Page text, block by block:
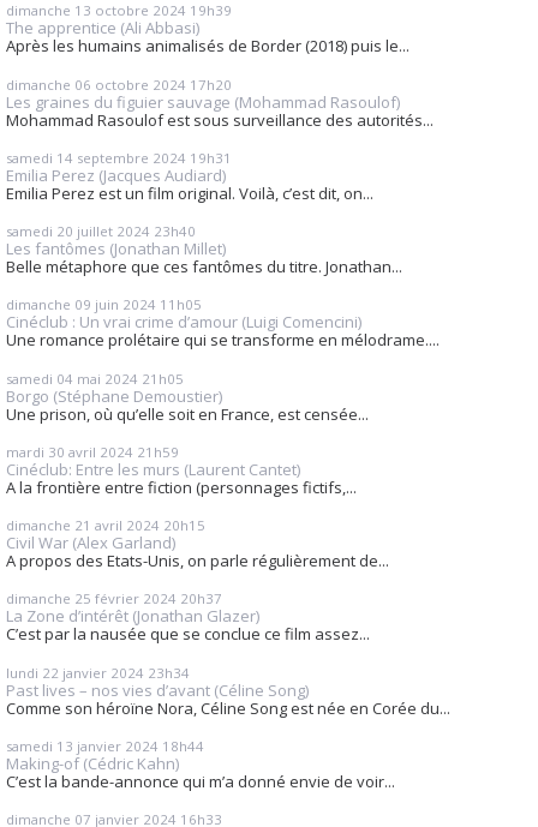
dimanche 13 octobre 2024 19h39
The apprentice (Ali Abbasi)
Après les humains animalisés de Border (2018) puis le...
dimanche 06 octobre 2024 17h20
Les graines du figuier sauvage (Mohammad Rasoulof)
Mohammad Rasoulof est sous surveillance des autorités...
samedi 14 septembre 2024 19h31
Emilia Perez (Jacques Audiard)
Emilia Perez est un film original. Voilà, c’est dit, on...
samedi 20 juillet 2024 23h40
Les fantômes (Jonathan Millet)
Belle métaphore que ces fantômes du titre. Jonathan...
dimanche 09 juin 2024 11h05
Cinéclub : Un vrai crime d’amour (Luigi Comencini)
Une romance prolétaire qui se transforme en mélodrame....
samedi 04 mai 2024 21h05
Borgo (Stéphane Demoustier)
Une prison, où qu’elle soit en France, est censée...
mardi 30 avril 2024 21h59
Cinéclub: Entre les murs (Laurent Cantet)
A la frontière entre fiction (personnages fictifs,...
dimanche 21 avril 2024 20h15
Civil War (Alex Garland)
A propos des Etats-Unis, on parle régulièrement de...
dimanche 25 février 2024 20h37
La Zone d’intérêt (Jonathan Glazer)
C’est par la nausée que se conclue ce film assez...
lundi 22 janvier 2024 23h34
Past lives – nos vies d’avant (Céline Song)
Comme son héroïne Nora, Céline Song est née en Corée du...
samedi 13 janvier 2024 18h44
Making-of (Cédric Kahn)
C’est la bande-annonce qui m’a donné envie de voir...
dimanche 07 janvier 2024 16h33